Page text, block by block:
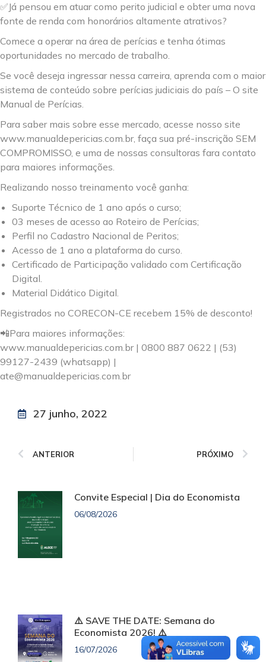
✅Já pensou em atuar como perito judicial e obter uma nova
fonte de renda com honorários altamente atrativos?
Comece a operar na área de perícias e tenha ótimas
oportunidades no mercado de trabalho.
Se você deseja ingressar nessa carreira, aprenda com o maior
sistema de conteúdo sobre perícias judiciais do país – O site
Manual de Perícias.
Para saber mais sobre esse mercado, acesse nosso site
www.manualdepericias.com.br, faça sua pré-inscrição SEM
COMPROMISSO, e uma de nossas consultoras fara contato
para maiores informações.
Realizando nosso treinamento você ganha:
Suporte Técnico de 1 ano após o curso;
03 meses de acesso ao Roteiro de Perícias;
Perfil no Cadastro Nacional de Peritos;
Acesso de 1 ano a plataforma do curso.
Certificado de Participação validado com Certificação
Digital.
Material Didático Digital.
Registrados no CORECON-CE recebem 15% de desconto!
📲Para maiores informações:
www.manualdepericias.com.br | 0800 887 0622 | (53)
99127-2439 (whatsapp) |
ate@manualdepericias.com.br
27 junho, 2022
ANTERIOR PRÓXIMO
Convite Especial | Dia do Economista
06/08/2026
⚠️ SAVE THE DATE: Semana do
Economista 2026! ⚠️
16/07/2026